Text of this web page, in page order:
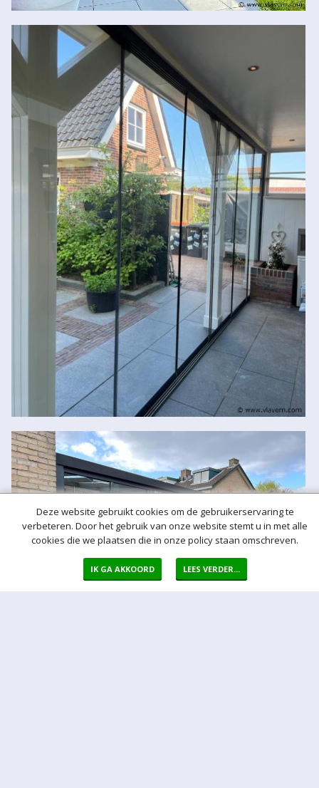
Deze website gebruikt cookies om de gebruikerservaring te
verbeteren. Door het gebruik van onze website stemt u in met alle
cookies die we plaatsen die in onze policy staan omschreven.
IK GA AKKOORD LEES VERDER...